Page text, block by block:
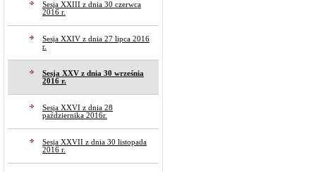
Sesja XXIII z dnia 30 czerwca
2016 r.
Sesja XXIV z dnia 27 lipca 2016
r.
Sesja XXV z dnia 30 września
2016 r.
Sesja XXVI z dnia 28
października 2016r.
Sesja XXVII z dnia 30 listopada
2016 r.